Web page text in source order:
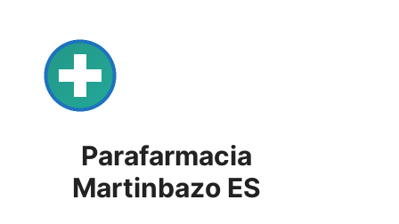
content
Parafarmacia
Martinbazo ES